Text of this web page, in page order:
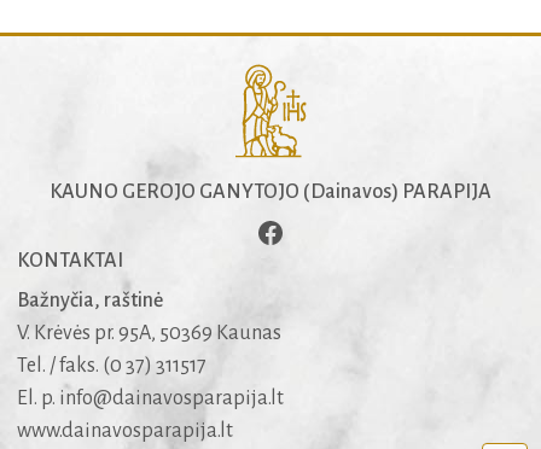
KAUNO GEROJO GANYTOJO (Dainavos) PARAPIJA
KONTAKTAI
Bažnyčia, raštinė
V. Krėvės pr. 95A, 50369 Kaunas
Tel. / faks. (0 37) 311517
El. p. info@dainavosparapija.lt
www.dainavosparapija.lt